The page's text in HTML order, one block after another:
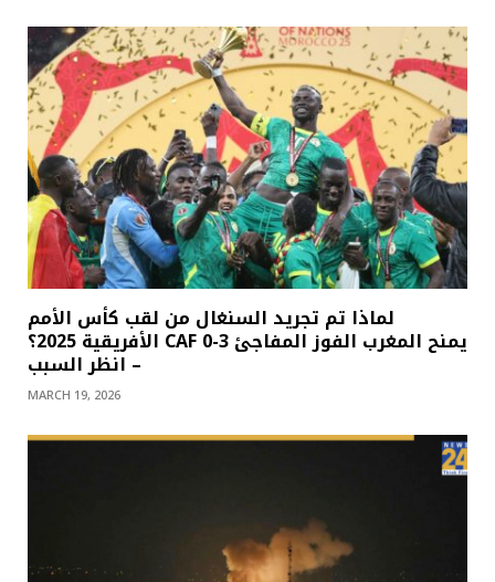
لماذا تم تجريد السنغال من لقب كأس الأمم
الأفريقية 2025؟ CAF يمنح المغرب الفوز المفاجئ 3-0
– انظر السبب
MARCH 19, 2026